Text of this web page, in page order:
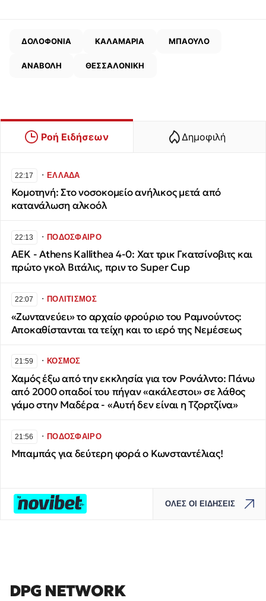
ΔΟΛΟΦΟΝΙΑ ΚΑΛΑΜΑΡΙΑ ΜΠΑΟΥΛΟ
ΑΝΑΒΟΛΗ ΘΕΣΣΑΛΟΝΙΚΗ
Ροή Ειδήσεων Δημοφιλή
22:17 ∙ΕΛΛΑΔΑ
Κομοτηνή: Στο νοσοκομείο ανήλικος μετά από
κατανάλωση αλκοόλ
22:13 ∙ΠΟΔΟΣΦΑΙΡΟ
ΑΕΚ - Athens Kallithea 4-0: Χατ τρικ Γκατσίνοβιτς και
πρώτο γκολ Βιτάλις, πριν το Super Cup
22:07 ∙ΠΟΛΙΤΙΣΜΟΣ
«Ζωντανεύει» το αρχαίο φρούριο του Ραμνούντος:
Αποκαθίστανται τα τείχη και το ιερό της Νεμέσεως
21:59 ∙ΚΟΣΜΟΣ
Χαμός έξω από την εκκλησία για τον Ρονάλντο: Πάνω
από 2000 οπαδοί του πήγαν «ακάλεστοι» σε λάθος
γάμο στην Μαδέρα - «Αυτή δεν είναι η Τζορτζίνα»
21:56 ∙ΠΟΔΟΣΦΑΙΡΟ
Μπαμπάς για δεύτερη φορά ο Κωνσταντέλιας!
ΟΛΕΣ ΟΙ ΕΙΔΗΣΕΙΣ
DPG NETWORK